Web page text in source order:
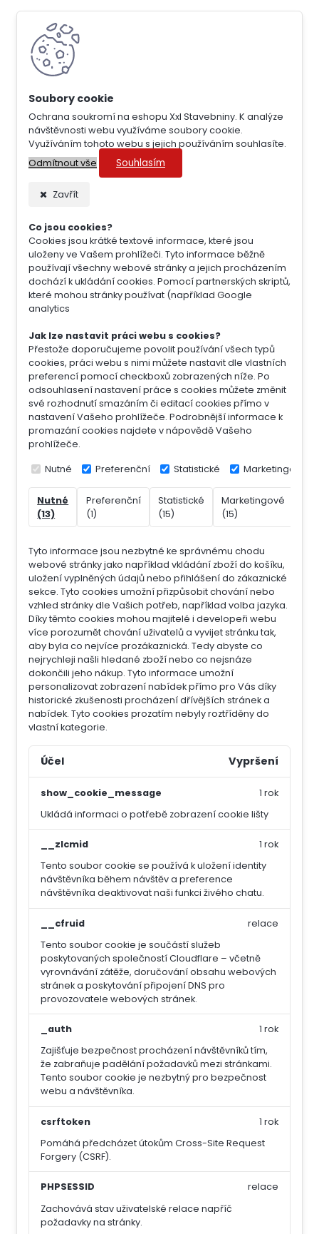
Ochrana soukromí na eshopu Xxl Stavebniny. K analýze
návštěvnosti webu využíváme soubory cookie.
Využíváním tohoto webu s jejich používáním souhlasíte.
Odmítnout vše
Souhlasím
Zavřít
Co jsou cookies?
Cookies jsou krátké textové informace, které jsou
uloženy ve Vašem prohlížeči. Tyto informace běžně
používají všechny webové stránky a jejich procházením
dochází k ukládání cookies. Pomocí partnerských skriptů,
které mohou stránky používat (například Google
analytics
Jak lze nastavit práci webu s cookies?
Přestože doporučujeme povolit používání všech typů
cookies, práci webu s nimi můžete nastavit dle vlastních
preferencí pomocí checkboxů zobrazených níže. Po
odsouhlasení nastavení práce s cookies můžete změnit
své rozhodnutí smazáním či editací cookies přímo v
nastavení Vašeho prohlížeče. Podrobnější informace k
promazání cookies najdete v nápovědě Vašeho
prohlížeče.
Nutné Preferenční Statistické Marketingové
Nutné
(13)
Preferenční
(1)
Statistické
(15)
Marketingové
(15)
Tyto informace jsou nezbytné ke správnému chodu
webové stránky jako například vkládání zboží do košíku,
uložení vyplněných údajů nebo přihlášení do zákaznické
sekce. Tyto cookies umožní přizpůsobit chování nebo
vzhled stránky dle Vašich potřeb, například volba jazyka.
Díky těmto cookies mohou majitelé i developeři webu
více porozumět chování uživatelů a vyvijet stránku tak,
aby byla co nejvíce prozákaznická. Tedy abyste co
nejrychleji našli hledané zboží nebo co nejsnáze
dokončili jeho nákup. Tyto informace umožní
personalizovat zobrazení nabídek přímo pro Vás díky
historické zkušenosti procházení dřívějších stránek a
nabídek. Tyto cookies prozatím nebyly roztříděny do
vlastní kategorie.
Účel Vypršení
show_cookie_message
Ukládá informaci o potřebě zobrazení cookie lišty
1 rok
__zlcmid
Tento soubor cookie se používá k uložení identity
návštěvníka během návštěv a preference
návštěvníka deaktivovat naši funkci živého chatu.
1 rok
__cfruid
Tento soubor cookie je součástí služeb
poskytovaných společností Cloudflare – včetně
vyrovnávání zátěže, doručování obsahu webových
stránek a poskytování připojení DNS pro
provozovatele webových stránek.
relace
_auth
Zajišťuje bezpečnost procházení návštěvníků tím,
že zabraňuje padělání požadavků mezi stránkami.
Tento soubor cookie je nezbytný pro bezpečnost
webu a návštěvníka.
1 rok
csrftoken
Pomáhá předcházet útokům Cross-Site Request
Forgery (CSRF).
1 rok
PHPSESSID
Zachovává stav uživatelské relace napříč
požadavky na stránky.
relace